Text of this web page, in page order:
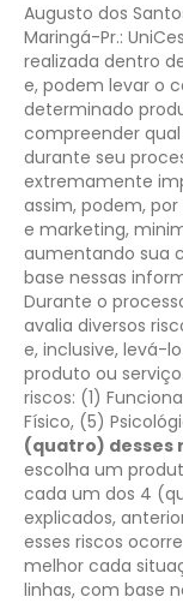
Augusto dos
Maringá-Pr.:
realizada dentro
e, podem levar o
determinado
compreender
durante seu
extremamente
assim, podem,
e marketing,
aumentando sua
base nessas
Durante o
avalia diversos
e, inclusive, levá-
produto ou
riscos: (1)
Físico, (5)
(quatro) desses
escolha um
cada um dos 4
explicados,
esses riscos
melhor cada
linhas, com base